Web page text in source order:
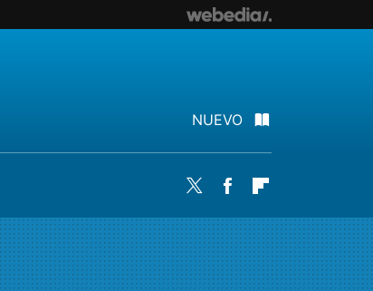
NUEVO
Twitter Facebook